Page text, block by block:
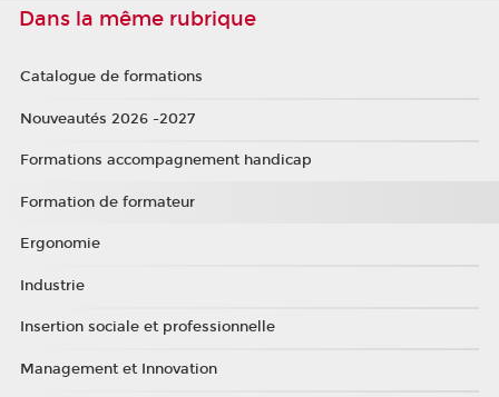
Dans la même rubrique
Catalogue de formations
Nouveautés 2026 -2027
Formations accompagnement handicap
Formation de formateur
Ergonomie
Industrie
Insertion sociale et professionnelle
Management et Innovation